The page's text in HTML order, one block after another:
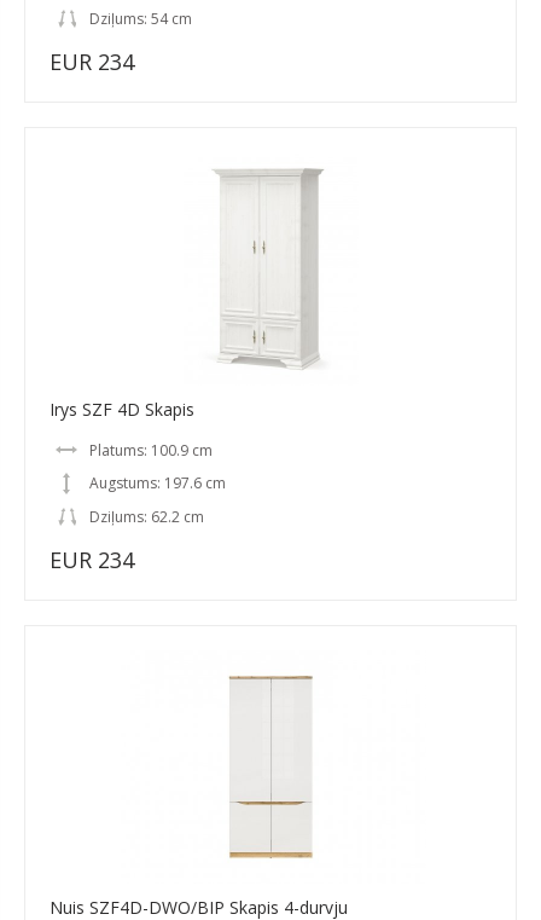
Dziļums: 54 cm
EUR 234
Irys SZF 4D Skapis
Platums: 100.9 cm
Augstums: 197.6 cm
Dziļums: 62.2 cm
EUR 234
Nuis SZF4D-DWO/BIP Skapis 4-durvju